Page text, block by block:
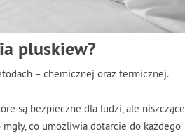
pluskiew?
– chemicznej oraz termicznej.
są bezpieczne dla ludzi, ale niszczące
co umożliwia dotarcie do każdego